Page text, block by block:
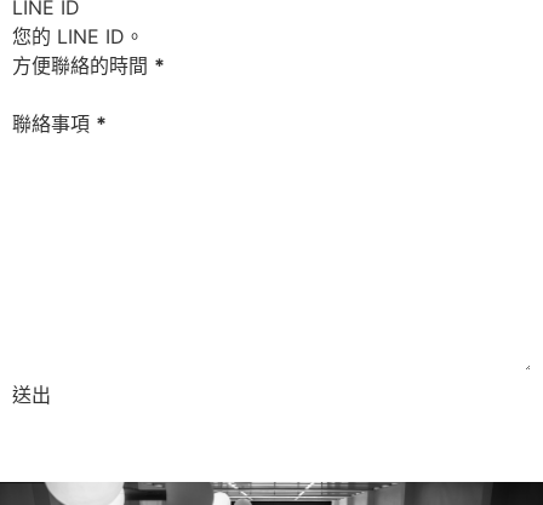
LINE ID
方便聯絡的時間 *
聯絡事項 *
送出